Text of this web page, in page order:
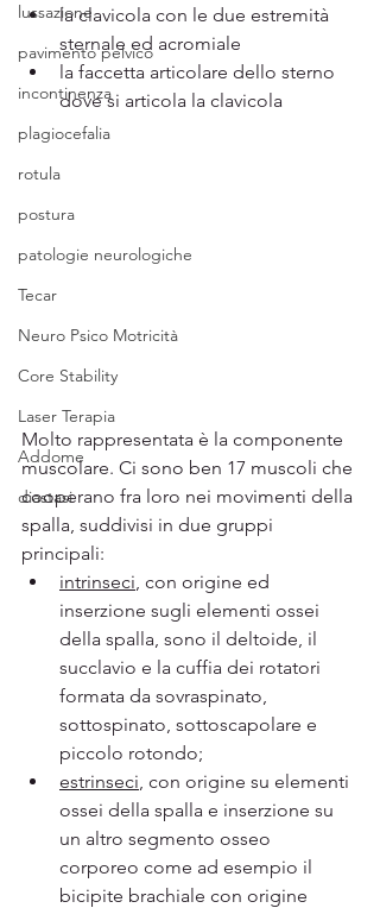
lussazione
pavimento pelvico
incontinenza
plagiocefalia
rotula
postura
patologie neurologiche
Tecar
Neuro Psico Motricità
Core Stability
Laser Terapia
Addome
diastasi
la clavicola con le due estremità
sternale ed acromiale
la faccetta articolare dello sterno
dove si articola la clavicola
Molto rappresentata è la componente
muscolare. Ci sono ben 17 muscoli che
cooperano fra loro nei movimenti della
spalla, suddivisi in due gruppi
principali:
intrinseci, con origine ed
inserzione sugli elementi ossei
della spalla, sono il deltoide, il
succlavio e la cuffia dei rotatori
formata da sovraspinato,
sottospinato, sottoscapolare e
piccolo rotondo;
estrinseci, con origine su elementi
ossei della spalla e inserzione su
un altro segmento osseo
corporeo come ad esempio il
bicipite brachiale con origine